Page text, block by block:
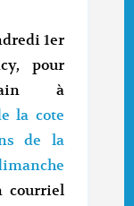
1er
pour
à
la cote
de la
courriel